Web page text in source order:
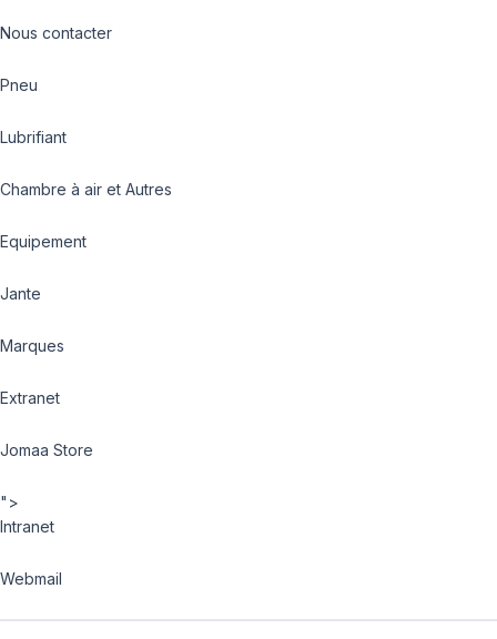
Nous contacter
Pneu
Lubrifiant
Chambre à air et Autres
Equipement
Jante
Marques
Extranet
Jomaa Store
">
Intranet
Webmail